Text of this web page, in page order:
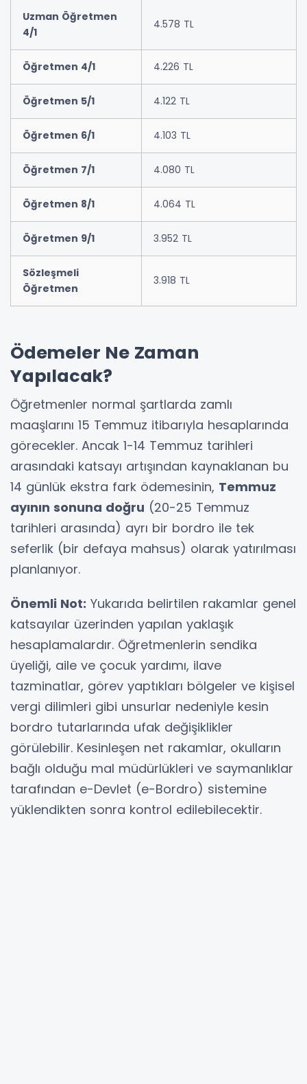
Uzman Öğretmen
4/1
4.578 TL
Öğretmen 4/1 4.226 TL
Öğretmen 5/1 4.122 TL
Öğretmen 6/1 4.103 TL
Öğretmen 7/1 4.080 TL
Öğretmen 8/1 4.064 TL
Öğretmen 9/1 3.952 TL
Sözleşmeli
Öğretmen
3.918 TL
Ödemeler Ne Zaman
Yapılacak?
Öğretmenler normal şartlarda zamlı
maaşlarını 15 Temmuz itibarıyla hesaplarında
görecekler. Ancak 1-14 Temmuz tarihleri
arasındaki katsayı artışından kaynaklanan bu
14 günlük ekstra fark ödemesinin, Temmuz
ayının sonuna doğru (20-25 Temmuz
tarihleri arasında) ayrı bir bordro ile tek
seferlik (bir defaya mahsus) olarak yatırılması
planlanıyor.
Önemli Not: Yukarıda belirtilen rakamlar genel
katsayılar üzerinden yapılan yaklaşık
hesaplamalardır. Öğretmenlerin sendika
üyeliği, aile ve çocuk yardımı, ilave
tazminatlar, görev yaptıkları bölgeler ve kişisel
vergi dilimleri gibi unsurlar nedeniyle kesin
bordro tutarlarında ufak değişiklikler
görülebilir. Kesinleşen net rakamlar, okulların
bağlı olduğu mal müdürlükleri ve saymanlıklar
tarafından e-Devlet (e-Bordro) sistemine
yüklendikten sonra kontrol edilebilecektir.